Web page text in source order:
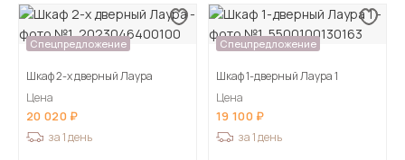
Спецпредложение
Шкаф 2-х дверный Лаура
Цена
20 020
за 1 день
Спецпредложение
Шкаф 1-дверный Лаура 1
Цена
19 100
за 1 день